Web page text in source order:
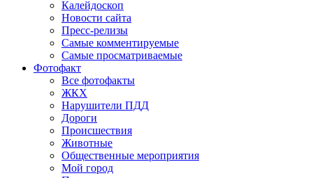
Калейдоскоп
Новости сайта
Пресс-релизы
Самые комментируемые
Самые просматриваемые
Фотофакт
Все фотофакты
ЖКХ
Нарушители ПДД
Дороги
Происшествия
Животные
Общественные мероприятия
Мой город